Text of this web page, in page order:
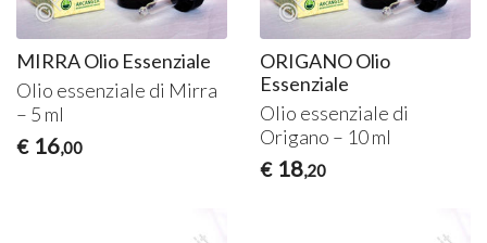
MIRRA Olio Essenziale
Olio essenziale di Mirra
– 5 ml
€ 16,00
ORIGANO Olio
Essenziale
Olio essenziale di
Origano – 10 ml
€ 18,20